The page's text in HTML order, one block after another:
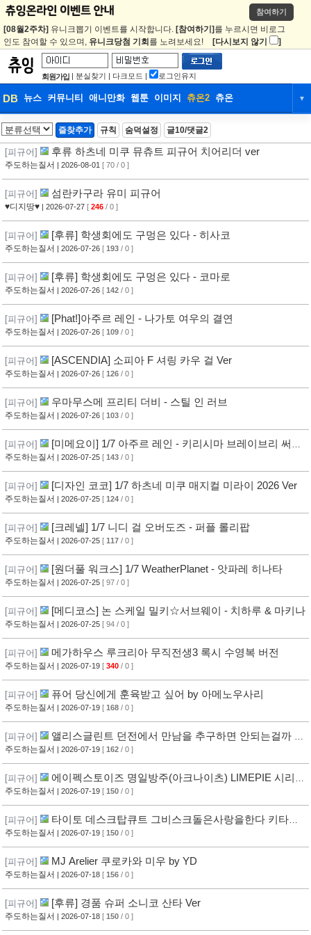
참여하기
[08월2주차] 유니크뽑기 이벤트를 시작합니다. [참여하기] 를 누르시면 비로그
인도 참여할 수 있으며, 유니크당첨 기회 를 노려보세요! [다시보지 않기 ]
회원가입 | 분실찾기 | 다크모드 | 로그인유지
DB 뉴스 커뮤니티 애니만화 웹툰 이미지 츄온2 츄온 ▼
DB 뉴스 커뮤니티
웹툰 이미지 츄온2
즐찾추가 규칙 숨덕설정 글10/댓글2
[피규어] 후류 하츠네 미쿠 뮤츄트 피규어 치어리더 ver
주도하는질서 | 2026-08-01 [ 70 / 0 ]
[피규어] 섬란카구라 유미 피규어
♥디지땅♥ | 2026-07-27 [ 246 / 0 ]
[피규어] [후류] 학생회에도 구멍은 있다 - 히사코
주도하는질서 | 2026-07-26 [ 193 / 0 ]
[피규어] [후류] 학생회에도 구멍은 있다 - 코마로
주도하는질서 | 2026-07-26 [ 142 / 0 ]
[피규어] [Phat!]아주르 레인 - 나가토 여우의 결연
주도하는질서 | 2026-07-26 [ 109 / 0 ]
[피규어] [ASCENDIA] 소피아 F 셔링 카우 걸 Ver
주도하는질서 | 2026-07-26 [ 126 / 0 ]
[피규어] 우마무스메 프리티 더비 - 스틸 인 러브
주도하는질서 | 2026-07-26 [ 103 / 0 ]
[피규어]
[미메요이] 1/7 아주르 레인 - 키리시마 브레이브리 써머
Ver
주도하는질서 | 2026-07-25 [ 143 / 0 ]
[피규어] [디자인 코코] 1/7 하츠네 미쿠 매지컬 미라이 2026 Ver
주도하는질서 | 2026-07-25 [ 124 / 0 ]
[피규어] [크레넬] 1/7 니디 걸 오버도즈 - 퍼플 롤리팝
주도하는질서 | 2026-07-25 [ 117 / 0 ]
[피규어] [원더풀 워크스] 1/7 WeatherPlanet - 앗파레 히나타
주도하는질서 | 2026-07-25 [ 97 / 0 ]
[피규어] [메디코스] 논 스케일 밀키☆서브웨이 - 치하루 & 마키나
주도하는질서 | 2026-07-25 [ 94 / 0 ]
[피규어] 메가하우스 루크리아 무직전생3 록시 수영복 버전
주도하는질서 | 2026-07-19 [ 340 / 0 ]
[피규어] 퓨어 당신에게 훈육받고 싶어 by 아메노우사리
주도하는질서 | 2026-07-19 [ 168 / 0 ]
[피규어]
앨리스글린트 던전에서 만남을 추구하면 안되는걸까 헤
스티아 신위해방 Ver
주도하는질서 | 2026-07-19 [ 162 / 0 ]
[피규어]
에이펙스토이즈 명일방주(아크나이츠) LIMEPIE 시리즈
아미야 티타임 Ver
주도하는질서 | 2026-07-19 [ 150 / 0 ]
[피규어]
타이토 데스크탑큐트 그비스크돌은사랑을한다 키타가
와마린 이자요이아리사 ver
주도하는질서 | 2026-07-19 [ 150 / 0 ]
[피규어] MJ Arelier 쿠로카와 미우 by YD
주도하는질서 | 2026-07-18 [ 156 / 0 ]
[피규어] [후류] 경품 슈퍼 소니코 산타 Ver
주도하는질서 | 2026-07-18 [ 150 / 0 ]